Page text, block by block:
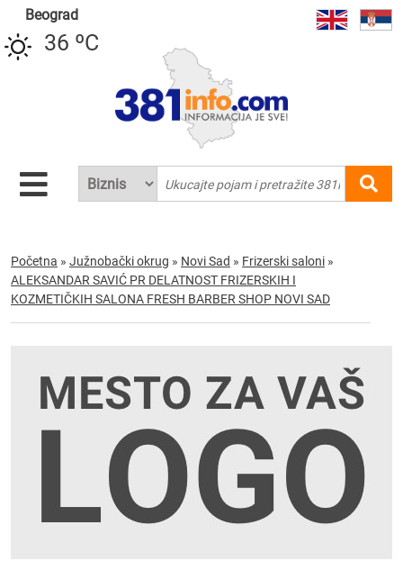
Beograd
36 ºC
Početna » Južnobački okrug » Novi Sad » Frizerski saloni »
ALEKSANDAR SAVIĆ PR DELATNOST FRIZERSKIH I
KOZMETIČKIH SALONA FRESH BARBER SHOP NOVI SAD